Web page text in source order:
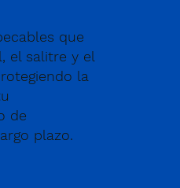
que
el salitre y el
la
de
plazo.